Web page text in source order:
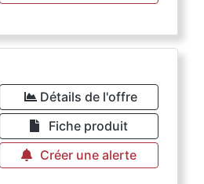
Détails de l'offre
Fiche produit
Créer une alerte